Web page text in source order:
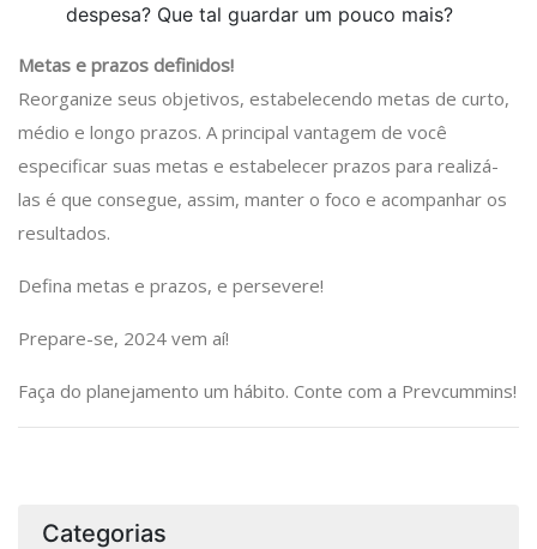
despesa? Que tal guardar um pouco mais?
Metas e prazos definidos!
Reorganize seus objetivos, estabelecendo metas de curto,
médio e longo prazos. A principal vantagem de você
especificar suas metas e estabelecer prazos para realizá-
las é que consegue, assim, manter o foco e acompanhar os
resultados.
Defina metas e prazos, e persevere!
Prepare-se, 2024 vem aí!
Faça do planejamento um hábito. Conte com a Prevcummins!
Categorias